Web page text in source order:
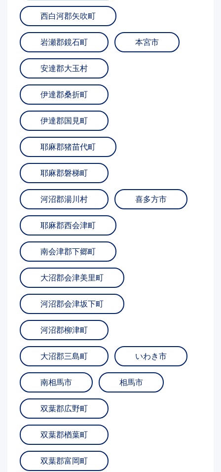
西白河郡矢吹町
岩瀬郡鏡石町 本宮市
安達郡大玉村
伊達郡桑折町
伊達郡国見町
耶麻郡猪苗代町
耶麻郡磐梯町
河沼郡湯川村 喜多方市
耶麻郡西会津町
南会津郡下郷町
大沼郡会津美里町
河沼郡会津坂下町
河沼郡柳津町
大沼郡三島町 いわき市
南相馬市 相馬市
双葉郡広野町
双葉郡楢葉町
双葉郡富岡町